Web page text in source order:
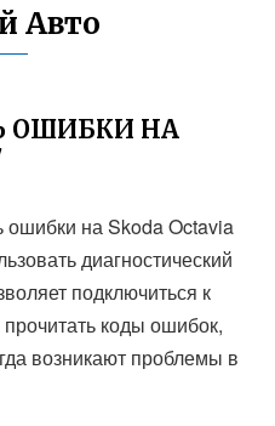
Авто
ОШИБКИ НА
ошибки на Skoda Octavia
диагностический
подключиться к
коды ошибок,
возникают проблемы в